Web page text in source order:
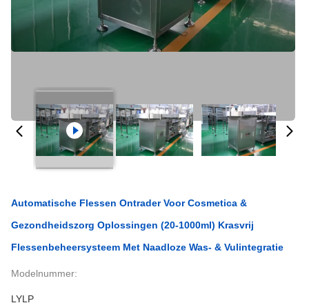
Automatische Flessen Ontrader Voor Cosmetica &
Gezondheidszorg Oplossingen (20-1000ml) Krasvrij
Flessenbeheersysteem Met Naadloze Was- & Vulintegratie
Modelnummer:
LYLP